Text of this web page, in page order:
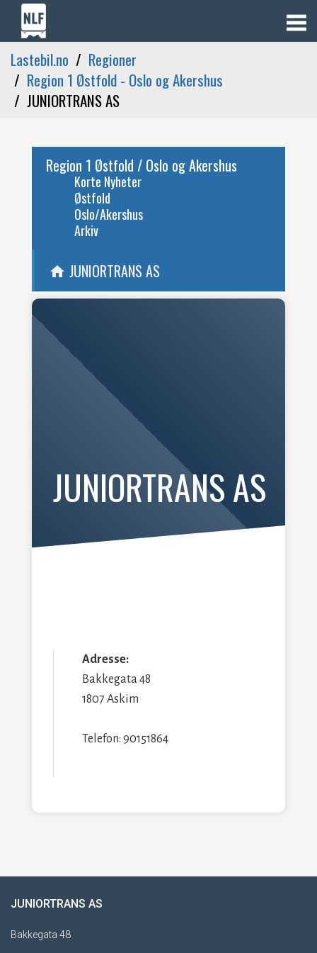
Lastebil.no
Regioner
Region 1 Østfold - Oslo og Akershus
JUNIORTRANS AS
Region 1 Østfold / Oslo og Akershus
Korte Nyheter
Østfold
Oslo/Akershus
Arkiv
home JUNIORTRANS AS
JUNIORTRANS AS
Adresse:
Bakkegata 48
1807 Askim
Telefon: 90151864
JUNIORTRANS AS
Bakkegata 48